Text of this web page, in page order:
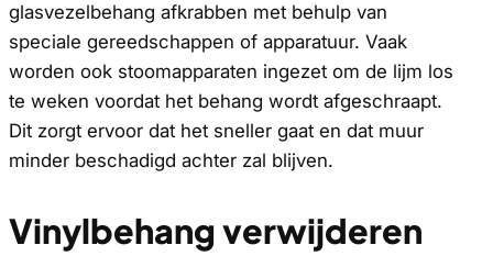
glasvezelbehang afkrabben met behulp van
speciale gereedschappen of apparatuur. Vaak
worden ook stoomapparaten ingezet om de lijm los
te weken voordat het behang wordt afgeschraapt.
Dit zorgt ervoor dat het sneller gaat en dat muur
minder beschadigd achter zal blijven.
Vinylbehang verwijderen